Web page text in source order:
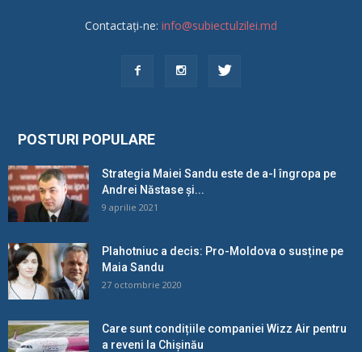
Contactați-ne: info@subiectulzilei.md
POSTURI POPULARE
Strategia Maiei Sandu este de a-l îngropa pe
Andrei Năstase și...
9 aprilie 2021
Plahotniuc a decis: Pro-Moldova o susține pe
Maia Sandu
27 octombrie 2020
Care sunt condițiile companiei Wizz Air pentru
a reveni la Chișinău